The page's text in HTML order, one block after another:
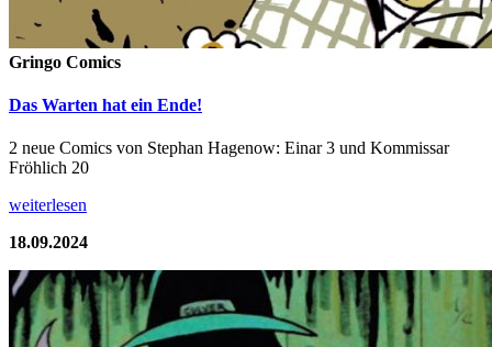
Gringo Comics
Das Warten hat ein Ende!
2 neue Comics von Stephan Hagenow: Einar 3 und Kommissar
Fröhlich 20
weiterlesen
18.09.2024